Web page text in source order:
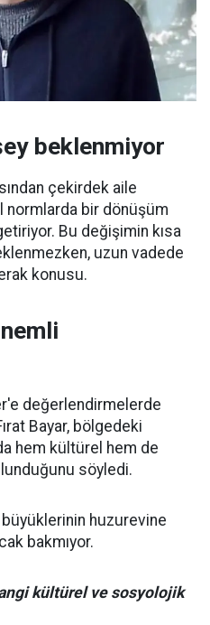
beklenmiyor
çekirdek aile
bir dönüşüm
Bu değişimin kısa
uzun vadede
konusu.
değerlendirmelerde
Bayar, bölgedeki
hem kültürel hem de
söyledi.
huzurevine
bakmıyor.
kültürel ve sosyolojik